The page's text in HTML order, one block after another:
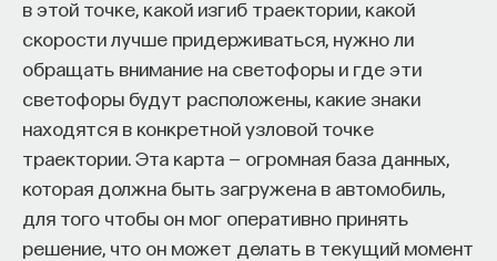
в этой точке, какой изгиб траектории, какой
скорости лучше придерживаться, нужно ли
обращать внимание на светофоры и где эти
светофоры будут расположены, какие знаки
находятся в конкретной узловой точке
траектории. Эта карта — огромная база данных,
которая должна быть загружена в автомобиль,
для того чтобы он мог оперативно принять
решение, что он может делать в текущий момент
НАПИСАТЬ НАМ
НАД МАТЕРИАЛОМ РАБОТАЛИ
ПостНаука
команда ПостНауки
оставили на Луне специальные отражатели
для лазерного света. И с тех пор
мы каждую ночь посылаем к ним мощные
лазерные импульсы, свет отражается,
приходит обратно на Землю, и по времени
пролета сигнала мы измеряем расстояние
до Луны.